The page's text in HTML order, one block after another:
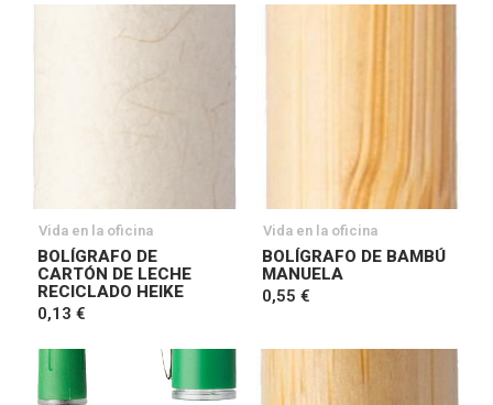
Vida en la oficina
BOLÍGRAFO DE
CARTÓN DE LECHE
RECICLADO HEIKE
0,13 €
Vida en la oficina
BOLÍGRAFO DE BAMBÚ
MANUELA
0,55 €